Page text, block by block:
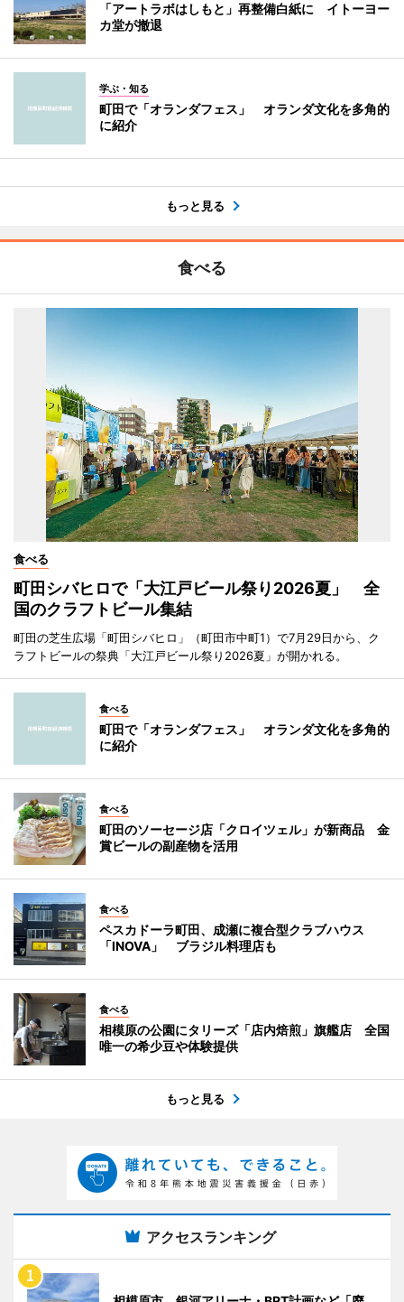
「アートラボはしもと」再整備白紙に イトーヨー
カ堂が撤退
学ぶ・知る
町田で「オランダフェス」 オランダ文化を多角的
に紹介
もっと見る
食べる
食べる
町田シバヒロで「大江戸ビール祭り2026夏」 全
国のクラフトビール集結
町田の芝生広場「町田シバヒロ」（町田市中町1）で7月29日から、ク
ラフトビールの祭典「大江戸ビール祭り2026夏」が開かれる。
食べる
町田で「オランダフェス」 オランダ文化を多角的
に紹介
食べる
町田のソーセージ店「クロイツェル」が新商品 金
賞ビールの副産物を活用
食べる
ペスカドーラ町田、成瀬に複合型クラブハウス
「INOVA」 ブラジル料理店も
食べる
相模原の公園にタリーズ「店内焙煎」旗艦店 全国
唯一の希少豆や体験提供
もっと見る
アクセスランキング